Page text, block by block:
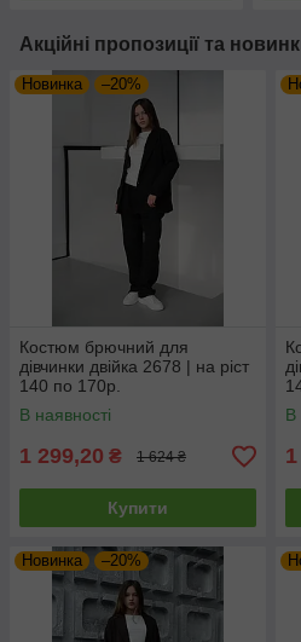
Акційні пропозиції та
Новинка –20%
Костюм брючний для
дівчинки двійка 2678 | на ріст
140 по 170р.
В наявності
1 299,20 ₴ 1 624 ₴
Купити
В
Новинка –20%